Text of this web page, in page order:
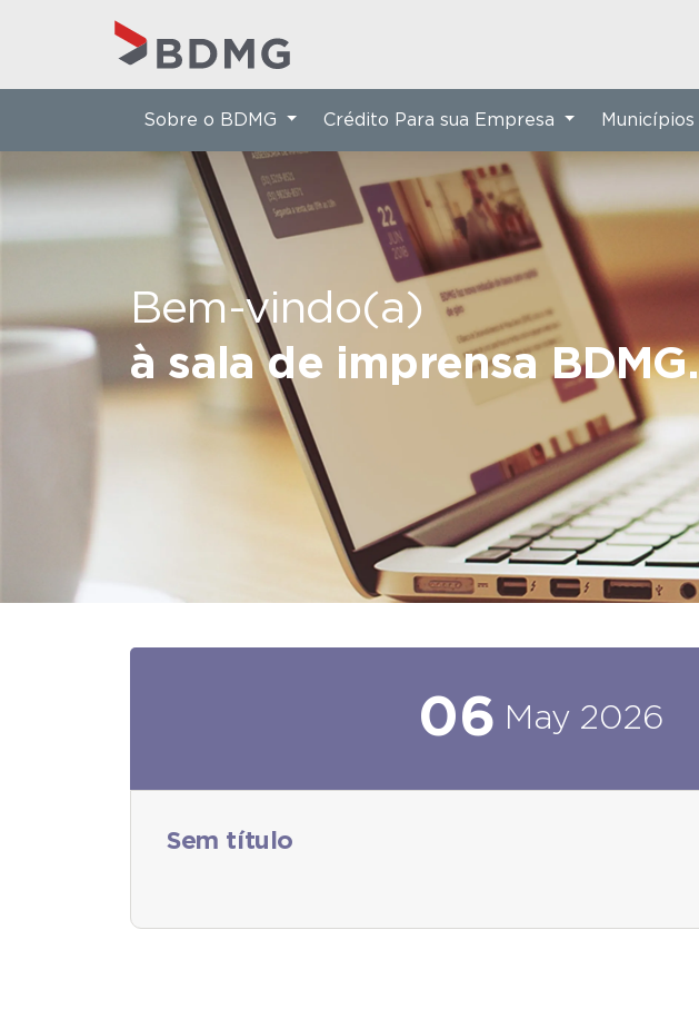
Bem-vindo(a)
à sala de imprensa BDMG.
Sobre o BDMG Crédito Para sua Empresa Municípios
06 May 2026
Sem título